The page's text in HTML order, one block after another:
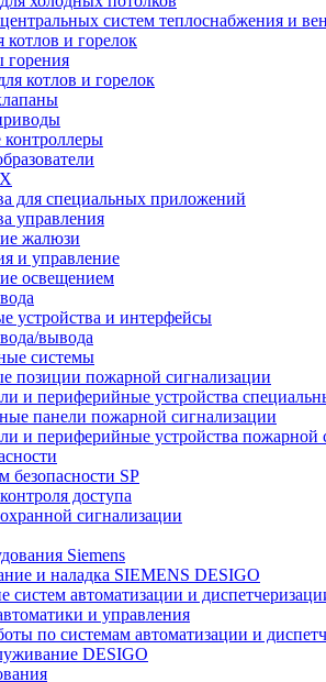
систем теплоснабжения и
котлов и горелок
горения
котлов и горелок
для специальных приложений
управления
жалюзи
и управление
освещением
устройства и интерфейсы
вывода
системы
позиции пожарной сигнализации
и периферийные устройства
панели пожарной сигнализации
и периферийные устройства пожарной
безопасности SP
доступа
сигнализации
Siemens
и наладка SIEMENS DESIGO
систем автоматизации и
и управления
по системам автоматизации и
DESIGO